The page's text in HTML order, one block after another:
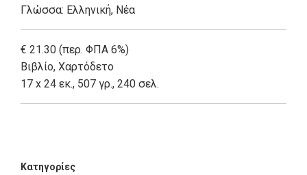
Γλώσσα: Ελληνική, Νέα
€ 21.30 (περ. ΦΠΑ 6%)
Βιβλίο, Χαρτόδετο
17 x 24 εκ., 507 γρ., 240 σελ.
Κατηγορίες